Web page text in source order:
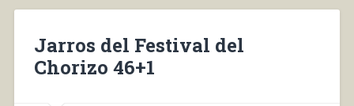
Jarros del Festival del
Chorizo 46+1